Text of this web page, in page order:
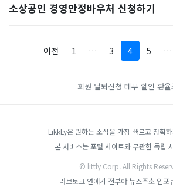
소상공인 경영안정바우처 신청하기
이전 1 … 3 4 5 …
회원 탈퇴신청 테무 할인 환율
LikkLy은 원하는 소식을 가장 빠르고 정확
본 서비스는 포털 사이트와 무관한 독립
© littly Corp. All Rights
러브토크 연애가 전부야뉴스주소 인포